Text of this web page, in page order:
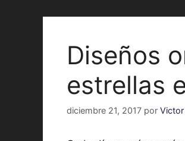
Diseños
estrellas
diciembre 21, 2017 por Victor